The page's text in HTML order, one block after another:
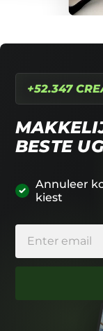
+52.347
BESTE
Annuleer
kiest